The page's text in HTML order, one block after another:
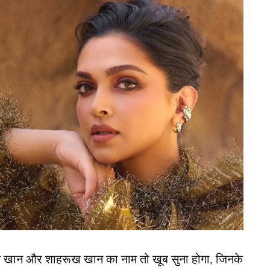
में मनाया जाएगा। परंपरागत रूप से जहां रावण का
नया प्रयोग करने की घोषणा की है। संगठन ने निर्णय
जलाया जाएगा। इस खबर के सामने आते ही स्थानीय
है।
पुतला
आई है। इस वर्ष आयोजन समिति ने रावण की जगह सोनम
और विवादित बयान देने…
और शाहरूख खान का नाम तो खूब सुना होगा, जिनके